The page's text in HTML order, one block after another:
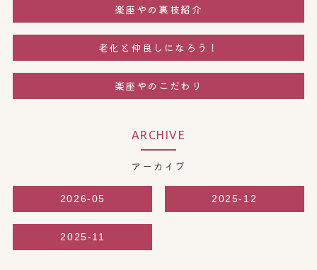
楽座やの裏技紹介
老化と仲良しになろう！
楽座やのこだわり
ARCHIVE
アーカイブ
2026-05 2025-12
2025-11